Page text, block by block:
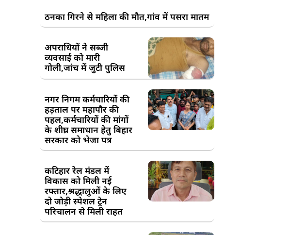
ठनका गिरने से महिला की मौत,गांव में पसरा मातम
अपराधियों ने सब्जी
व्यवसाई को मारी
गोली,जांच में जुटी पुलिस
नगर निगम कर्मचारियों की
हड़ताल पर महापौर की
पहल,कर्मचारियों की मांगों
के शीघ्र समाधान हेतु बिहार
सरकार को भेजा पत्र
कटिहार रेल मंडल में
विकास को मिली नई
रफ्तार,श्रद्धालुओं के लिए
दो जोड़ी स्पेशल ट्रेन
परिचालन से मिली राहत